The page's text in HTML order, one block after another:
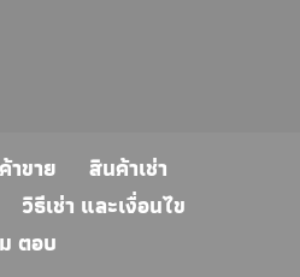
าขาย
สินค้าเช่า
วิธีเช่า และเงื่อนไข
ตอบ